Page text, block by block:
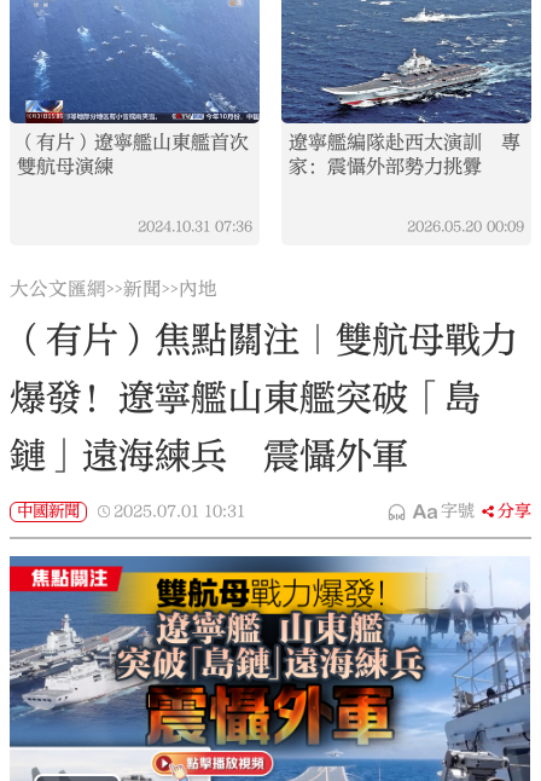
（有片）遼寧艦山東艦首次
雙航母演練
2024.10.31 07:36
遼寧艦編隊赴西太演訓 專
家：震懾外部勢力挑釁
2026.05.20 00:09
大公文匯網>>新聞>>內地
（有片）焦點關注｜雙航母戰力
爆發！遼寧艦山東艦突破「島
鏈」遠海練兵 震懾外軍
中國新聞 2025.07.01 10:31 字號 分享